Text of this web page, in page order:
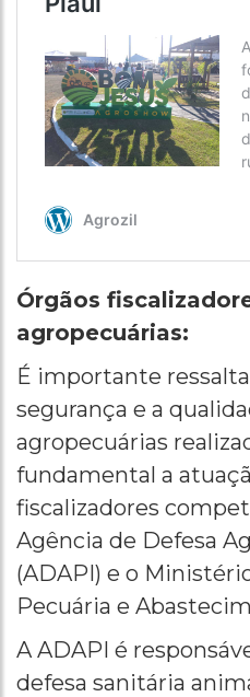
Órgãos
agropecuárias:
É importante
segurança e a
agropecuárias
fundamental a
fiscalizadores
Agência de Defesa
(ADAPI) e o
Pecuária e
A ADAPI é
defesa sanitária